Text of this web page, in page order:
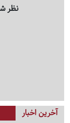
نظر
آخرین اخبار